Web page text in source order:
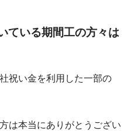
ている期間工の方々は
祝い金を利用した一部の
は本当にありがとうござい